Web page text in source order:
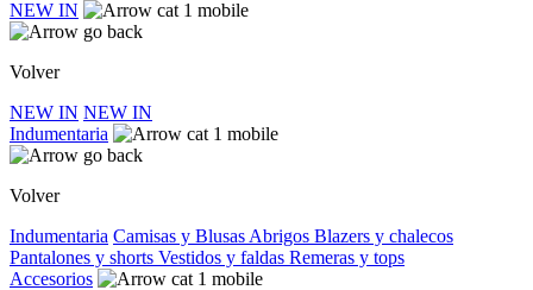
NEW IN
Volver
NEW IN NEW IN
Indumentaria
Volver
Indumentaria Camisas y Blusas Abrigos Blazers y chalecos
Pantalones y shorts Vestidos y faldas Remeras y tops
Accesorios